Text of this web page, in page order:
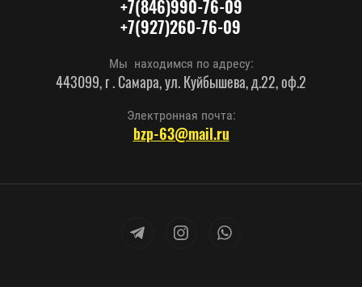
+7(846)990-76-09
+7(927)260-76-09
Мы находимся по адресу:
443099, г . Самара, ул. Куйбышева, д.22, оф.2
Электронная почта:
bzp-63@mail.ru